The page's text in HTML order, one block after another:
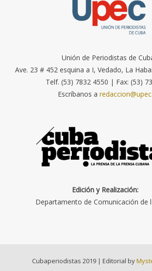
Unión de Periodistas de
Ave. 23 # 452 esquina a I, Vedado, La
Telf. (53) 7832 4550 | Fax: (53)
Escríbanos a
Edición y Realización:
Departamento de Comunicación de
Cubaperiodistas 2019 | Editorial by